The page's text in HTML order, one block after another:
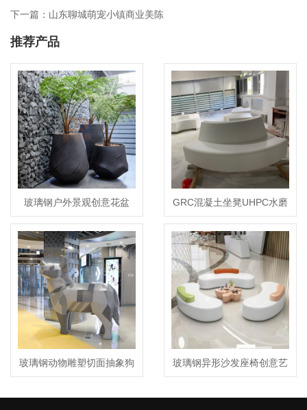
下一篇：山东聊城萌宠小镇商业美陈
推荐产品
玻璃钢户外景观创意花盆
GRC混凝土坐凳UHPC水磨
石异形座椅
玻璃钢动物雕塑切面抽象狗
摆件
玻璃钢异形沙发座椅创意艺
术休闲坐凳